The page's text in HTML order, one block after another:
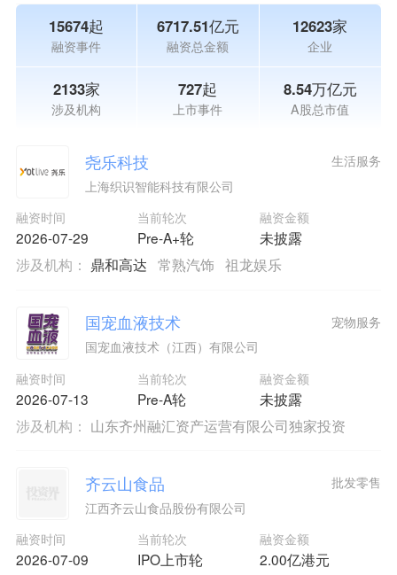
15674起
融资事件
6717.51亿元
融资总金额
12623家
企业
2133家
涉及机构
727起
上市事件
8.54万亿元
A股总市值
尧乐科技
上海织识智能科技有限公司
融资时间
2026-07-29
当前轮次
Pre-A+轮
融资金额
未披露
生活服务
涉及机构： 鼎和高达 常熟汽饰 祖龙娱乐
国宠血液技术
国宠血液技术（江西）有限公司
融资时间
2026-07-13
当前轮次
Pre-A轮
融资金额
未披露
宠物服务
涉及机构： 山东齐州融汇资产运营有限公司独家投资
齐云山食品
江西齐云山食品股份有限公司
融资时间
2026-07-09
当前轮次
IPO上市轮
融资金额
2.00亿港元
批发零售